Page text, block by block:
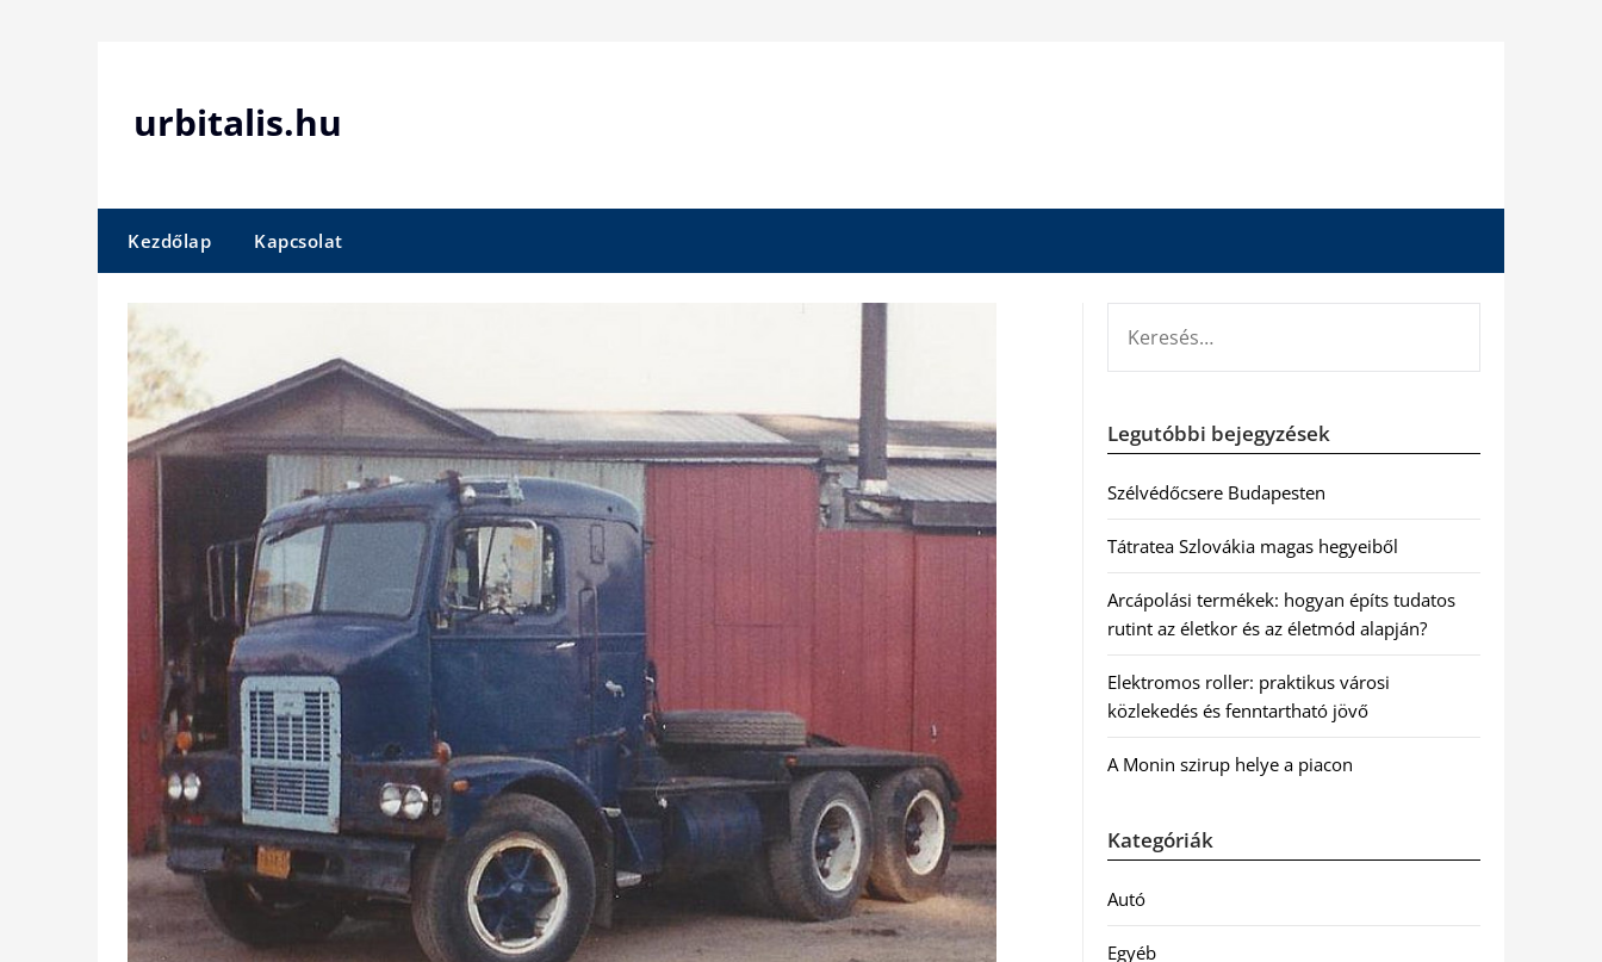
urbitalis.hu
Kezdőlap Kapcsolat
Legutóbbi bejegyzések
Szélvédőcsere Budapesten
Tátratea Szlovákia magas hegyeiből
Arcápolási termékek: hogyan építs tudatos
rutint az életkor és az életmód alapján?
Elektromos roller: praktikus városi
közlekedés és fenntartható jövő
A Monin szirup helye a piacon
Kategóriák
Autó
Egyéb